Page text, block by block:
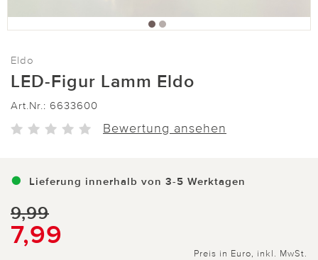
Eldo
LED-Figur Lamm Eldo
Art.Nr.: 6633600
Bewertung ansehen
Lieferung innerhalb von 3-5 Werktagen
9,99
7,99
Preis in Euro, inkl. MwSt.